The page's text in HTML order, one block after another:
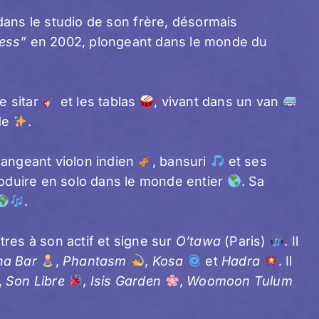
le studio de son frère, désormais
en 2002, plongeant dans le monde du
sitar et les tablas
, vivant dans un van
.
violon indien , bansuri
et ses
en solo dans le monde entier
. Sa
.
à son actif et signe sur O’tawa (Paris)
. Il
Bar
, Phantasm , Kosa et Hadra
. Il
Son Libre , Isis Garden , Woomoon Tulum